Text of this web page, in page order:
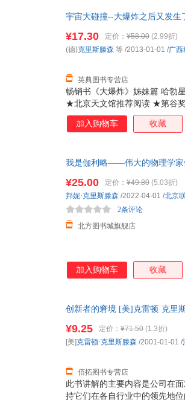
宇宙大碰撞--大爆炸之后又发
畅销书《大爆炸》姊妹篇 哈勃
★北京天文馆推荐阅读 ★第谷
·林伯格·克里斯滕森等精心打
元作序 ★中国科普作家协会理
¥17.30 定价： ¥58.00 (2.99折)
英典图书专营店
(德)克里斯滕森 等 /2013-01-01 /广西
加入购物车 收藏
我是伽利略——伟大的物理学家
¥25.00 定价： ¥49.80 (5.03折)
北方图书城旗舰店
2条评论
邦妮·克里斯滕森 /2022-04-01 /北京
加入购物车 收藏
创新者的窘境 [美]克雷顿·克里
此书讲解的主要内容是公司在
持它们在各自行业中的领先地
¥9.25 定价： ¥71.50 (1.3折)
佰拓图书专营店
[美]克雷顿·克里斯滕森 /2001-01-01 /